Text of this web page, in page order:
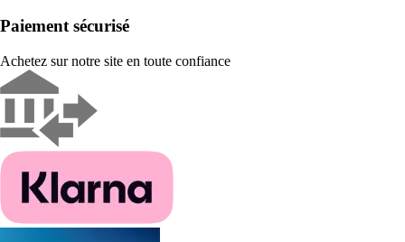
Paiement sécurisé
Achetez sur notre site en toute confiance